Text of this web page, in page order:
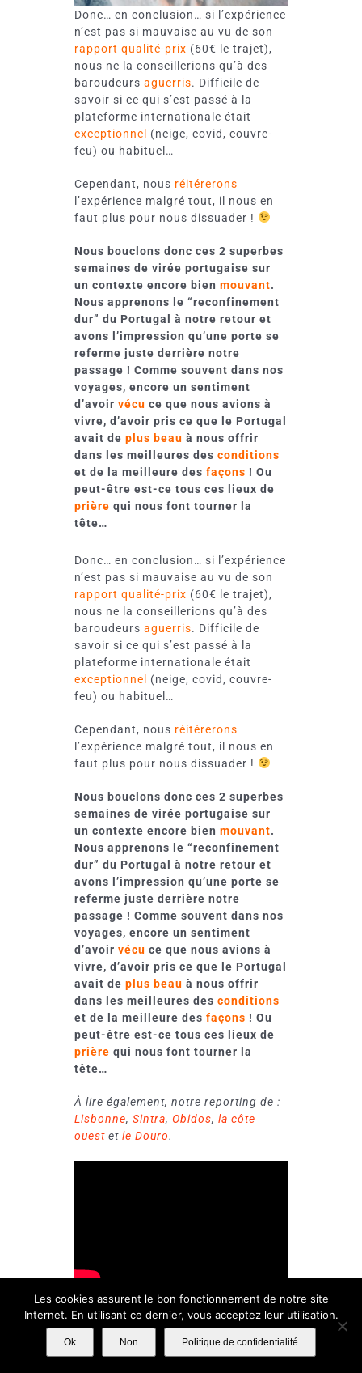
Donc… en conclusion… si l’expérience
n’est pas si mauvaise au vu de son
rapport qualité-prix (60€ le trajet),
nous ne la conseillerions qu’à des
baroudeursaguerris. Difficile de
savoir si ce qui s’est passé à la
plateforme internationale était
exceptionnel
(neige, covid, couvre-
feu) ou habituel…
Cependant, nous réitérerons
l’expérience malgré tout, il nous en
faut plus pour nous dissuader !
Nous bouclons donc ces 2 superbes
semaines de virée portugaise sur
un contexte encore bienmouvant.
Nous apprenons le “reconfinement
dur” du Portugal à notre retour et
avons l’impression qu’une porte se
referme juste derrière notre
passage ! Comme souvent dans nos
voyages, encore un sentiment
d’avoirvécu ce que nous avions à
vivre, d’avoir pris ce que le Portugal
avait deplus beau à nous offrir
dans les meilleures desconditions
et de la meilleure desfaçons ! Ou
peut-être est-ce tous ces lieux de
prière qui nous font tourner la
tête…
Donc… en conclusion… si l’expérience
n’est pas si mauvaise au vu de son
rapport qualité-prix (60€ le trajet),
nous ne la conseillerions qu’à des
baroudeursaguerris. Difficile de
savoir si ce qui s’est passé à la
plateforme internationale était
exceptionnel
(neige, covid, couvre-
feu) ou habituel…
Cependant, nous réitérerons
l’expérience malgré tout, il nous en
faut plus pour nous dissuader !
Nous bouclons donc ces 2 superbes
semaines de virée portugaise sur
un contexte encore bienmouvant.
Nous apprenons le “reconfinement
dur” du Portugal à notre retour et
avons l’impression qu’une porte se
referme juste derrière notre
passage ! Comme souvent dans nos
voyages, encore un sentiment
d’avoirvécu ce que nous avions à
vivre, d’avoir pris ce que le Portugal
avait deplus beau à nous offrir
dans les meilleures desconditions
et de la meilleure desfaçons ! Ou
peut-être est-ce tous ces lieux de
prière qui nous font tourner la
tête…
À lire également, notre reporting de :
Lisbonne,Sintra,Obidos,la côte
ouest etle Douro.
Parstitchcousumain | mai 5th,
2021
Non classé
fermés
sur
Les cookies assurent le bon fonctionnement de notre site
Internet. En utilisant ce dernier, vous acceptez leur utilisation.
Ok Non Politique de confidentialité